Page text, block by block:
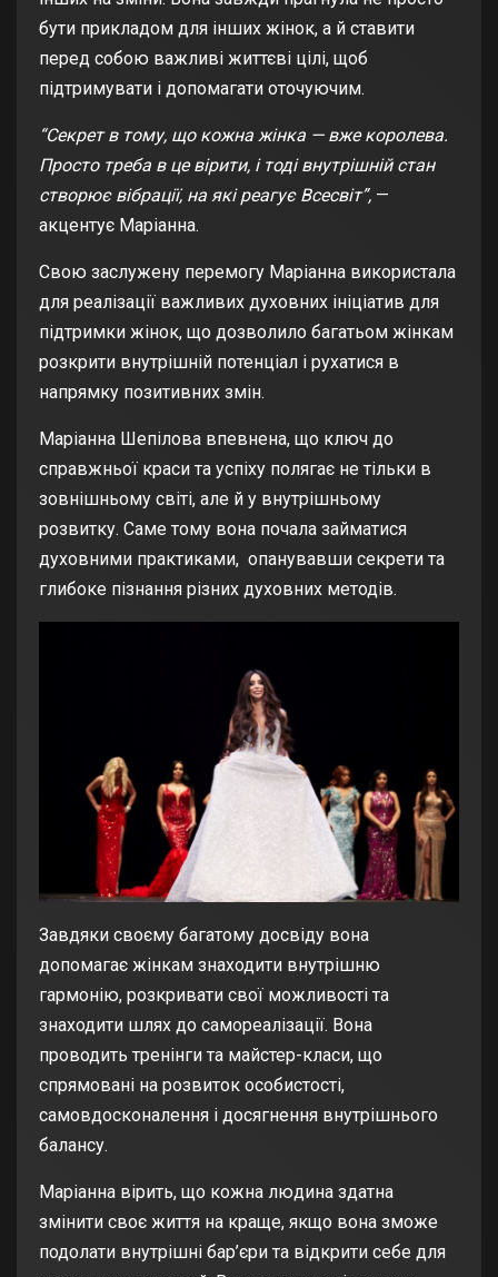
бути прикладом для інших жінок, а й ставити
перед собою важливі життєві цілі, щоб
підтримувати і допомагати оточуючим.
“Секрет в тому, що кожна жінка — вже королева.
Просто треба в це вірити, і тоді внутрішній стан
створює вібрації, на які реагує Всесвіт”, —
акцентує Маріанна.
Свою заслужену перемогу Маріанна використала
для реалізації важливих духовних ініціатив для
підтримки жінок, що дозволило багатьом жінкам
розкрити внутрішній потенціал і рухатися в
напрямку позитивних змін.
Маріанна Шепілова впевнена, що ключ до
справжньої краси та успіху полягає не тільки в
зовнішньому світі, але й у внутрішньому
розвитку. Саме тому вона почала займатися
духовними практиками, опанувавши секрети та
глибоке пізнання різних духовних методів.
Завдяки своєму багатому досвіду вона
допомагає жінкам знаходити внутрішню
гармонію, розкривати свої можливості та
знаходити шлях до самореалізації. Вона
проводить тренінги та майстер-класи, що
спрямовані на розвиток особистості,
самовдосконалення і досягнення внутрішнього
балансу.
Маріанна вірить, що кожна людина здатна
змінити своє життя на краще, якщо вона зможе
подолати внутрішні бар’єри та відкрити себе для